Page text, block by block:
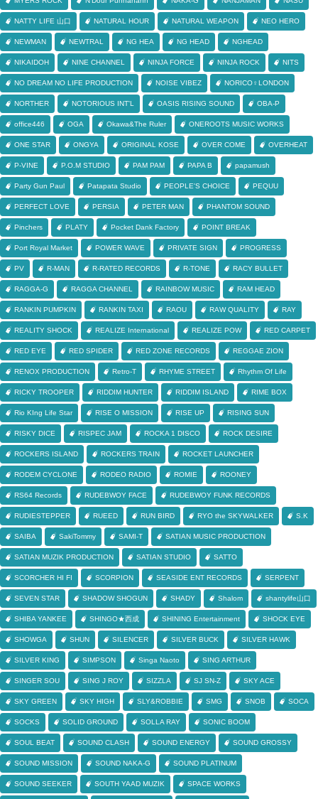
NATTY LIFE 山口 NATURAL HOUR NATURAL WEAPON NEO HERO
NEWMAN NEWTRAL NG HEA NG HEAD NGHEAD
NIKAIDOH NINE CHANNEL NINJA FORCE NINJA ROCK NITS
NO DREAM NO LIFE PRODUCTION NOISE VIBEZ NORICO♀LONDON
NORTHER NOTORIOUS INT'L OASIS RISING SOUND OBA-P
office446 OGA Okawa&The Ruler ONEROOTS MUSIC WORKS
ONE STAR ONGYA ORIGINAL KOSE OVER COME OVERHEAT
P-VINE P.O.M STUDIO PAM PAM PAPA B papamush
Party Gun Paul Patapata Studio PEOPLE'S CHOICE PEQUU
PERFECT LOVE PERSIA PETER MAN PHANTOM SOUND
Pinchers PLATY Pocket Dank Factory POINT BREAK
Port Royal Market POWER WAVE PRIVATE SIGN PROGRESS
PV R-MAN R-RATED RECORDS R-TONE RACY BULLET
RAGGA-G RAGGA CHANNEL RAINBOW MUSIC RAM HEAD
RANKIN PUMPKIN RANKIN TAXI RAOU RAW QUALITY RAY
REALITY SHOCK REALIZE International REALIZE POW RED CARPET
RED EYE RED SPIDER RED ZONE RECORDS REGGAE ZION
RENOX PRODUCTION Retro-T RHYME STREET Rhythm Of Life
RICKY TROOPER RIDDIM HUNTER RIDDIM ISLAND RIME BOX
Rio KIng Life Star RISE O MISSION RISE UP RISING SUN
RISKY DICE RISPEC JAM ROCKA 1 DISCO ROCK DESIRE
ROCKERS ISLAND ROCKERS TRAIN ROCKET LAUNCHER
RODEM CYCLONE RODEO RADIO ROMIE ROONEY
RS64 Records RUDEBWOY FACE RUDEBWOY FUNK RECORDS
RUDIESTEPPER RUEED RUN BIRD RYO the SKYWALKER S.K
SAIBA SakiTommy SAMI-T SATIAN MUSIC PRODUCTION
SATIAN MUZIK PRODUCTION SATIAN STUDIO SATTO
SCORCHER HI FI SCORPION SEASIDE ENT RECORDS SERPENT
SEVEN STAR SHADOW SHOGUN SHADY Shalom shantylife山口
SHIBA YANKEE SHINGO★西成 SHINING Entertainment SHOCK EYE
SHOWGA SHUN SILENCER SILVER BUCK SILVER HAWK
SILVER KING SIMPSON Singa Naoto SING ARTHUR
SINGER SOU SING J ROY SIZZLA SJ SN-Z SKY ACE
SKY GREEN SKY HIGH SLY&ROBBIE SMG SNOB SOCA
SOCKS SOLID GROUND SOLLA RAY SONIC BOOM
SOUL BEAT SOUND CLASH SOUND ENERGY SOUND GROSSY
SOUND MISSION SOUND NAKA-G SOUND PLATINUM
SOUND SEEKER SOUTH YAAD MUZIK SPACE WORKS